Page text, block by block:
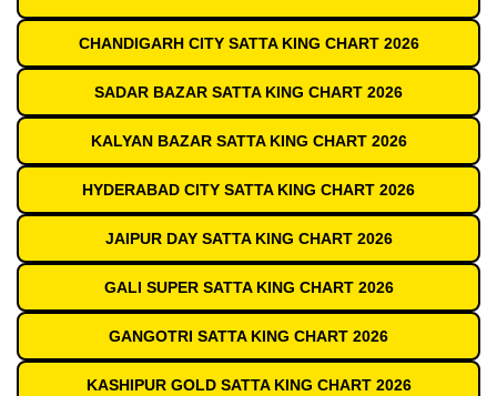
CHANDIGARH CITY SATTA KING CHART 2026
SADAR BAZAR SATTA KING CHART 2026
KALYAN BAZAR SATTA KING CHART 2026
HYDERABAD CITY SATTA KING CHART 2026
JAIPUR DAY SATTA KING CHART 2026
GALI SUPER SATTA KING CHART 2026
GANGOTRI SATTA KING CHART 2026
KASHIPUR GOLD SATTA KING CHART 2026